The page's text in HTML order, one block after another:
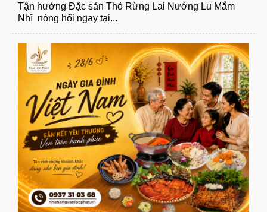
Tận hưởng Đặc sản Thỏ Rừng Lai Nướng Lu Mắm
Nhĩ nóng hổi ngay tại...